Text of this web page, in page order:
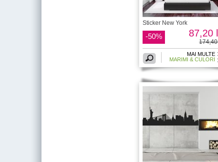
Sticker New York
-50% 87,20
MAI MULTE
MARIMI & CULORI